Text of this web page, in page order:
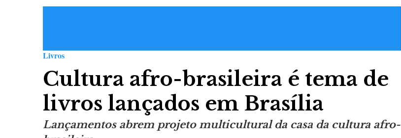
Livros
Cultura afro-brasileira é tema de
livros lançados em Brasília
Lançamentos abrem projeto multicultural da casa da cultura afro-